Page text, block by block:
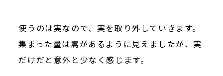
使うのは実なので、実を取り外していきます。
集まった量は嵩があるように見えましたが、実
だけだと意外と少なく感じます。